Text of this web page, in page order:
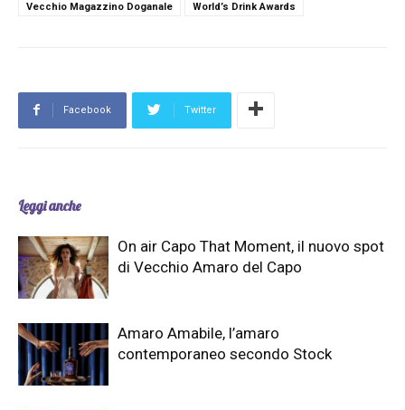
Vecchio Magazzino Doganale
World’s Drink Awards
Facebook Twitter
Leggi anche
On air Capo That Moment, il nuovo spot
di Vecchio Amaro del Capo
Amaro Amabile, l’amaro
contemporaneo secondo Stock